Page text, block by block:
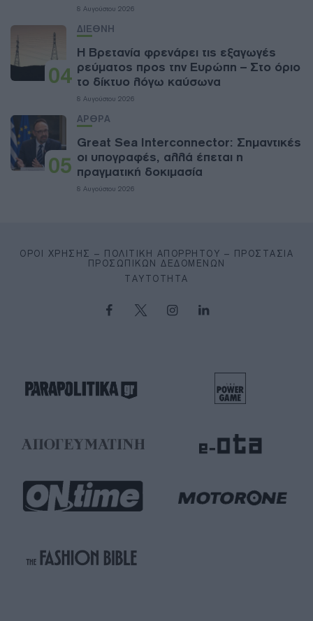
8 Αυγούστου 2026
04
ΔΙΕΘΝΗ
Η Βρετανία φρενάρει τις εξαγωγές
ρεύματος προς την Ευρώπη – Στο όριο
το δίκτυο λόγω καύσωνα
8 Αυγούστου 2026
05
ΑΡΘΡΑ
Great Sea Interconnector: Σημαντικές
οι υπογραφές, αλλά έπεται η
πραγματική δοκιμασία
8 Αυγούστου 2026
ΌΡΟΙ ΧΡΉΣΗΣ – ΠΟΛΙΤΙΚΉ ΑΠΟΡΡΉΤΟΥ – ΠΡΟΣΤΑΣΊΑ
ΠΡΟΣΩΠΙΚΏΝ ΔΕΔΟΜΈΝΩΝ
ΤΑΥΤΌΤΗΤΑ